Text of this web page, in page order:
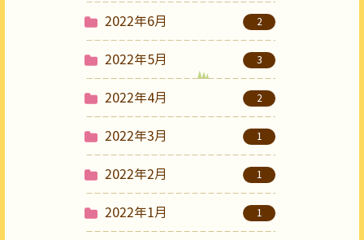
2022年6月 2
2022年5月 3
2022年4月 2
2022年3月 1
2022年2月 1
2022年1月 1